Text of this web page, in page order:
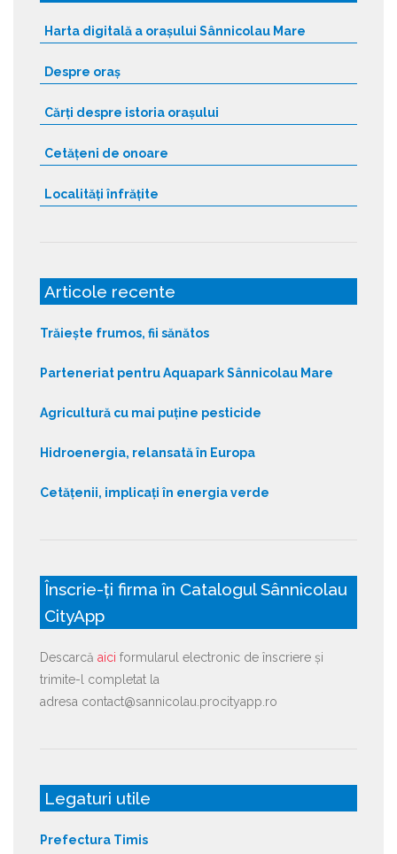
Harta digitală a orașului Sânnicolau Mare
Despre oraș
Cărți despre istoria orașului
Cetățeni de onoare
Localități înfrățite
Articole recente
Trăiește frumos, fii sănătos
Parteneriat pentru Aquapark Sânnicolau Mare
Agricultură cu mai puține pesticide
Hidroenergia, relansată în Europa
Cetățenii, implicați în energia verde
Înscrie-ți firma în Catalogul Sânnicolau
CityApp
Descarcă aici formularul electronic de înscriere și
trimite-l completat la
adresa contact@sannicolau.procityapp.ro
Legaturi utile
Prefectura Timis